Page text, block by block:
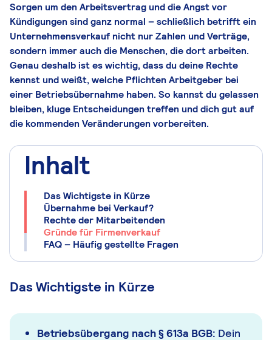
Sorgen um den Arbeitsvertrag und die Angst vor
Kündigungen sind ganz normal – schließlich betrifft ein
Unternehmensverkauf nicht nur Zahlen und Verträge,
sondern immer auch die Menschen, die dort arbeiten.
Genau deshalb ist es wichtig, dass du deine Rechte
kennst und weißt, welche Pflichten Arbeitgeber bei
einer Betriebsübernahme haben. So kannst du gelassen
bleiben, kluge Entscheidungen treffen und dich gut auf
die kommenden Veränderungen vorbereiten.
Inhalt
Das Wichtigste in Kürze
Übernahme bei Verkauf?
Rechte der Mitarbeitenden
Gründe für Firmenverkauf
FAQ – Häufig gestellte Fragen
Das Wichtigste in Kürze
Betriebsübergang nach § 613a BGB: Dein